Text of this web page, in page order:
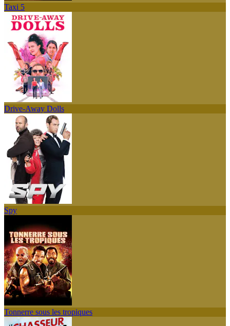
Taxi 5
Drive-Away Dolls
Spy
Tonnerre sous les tropiques